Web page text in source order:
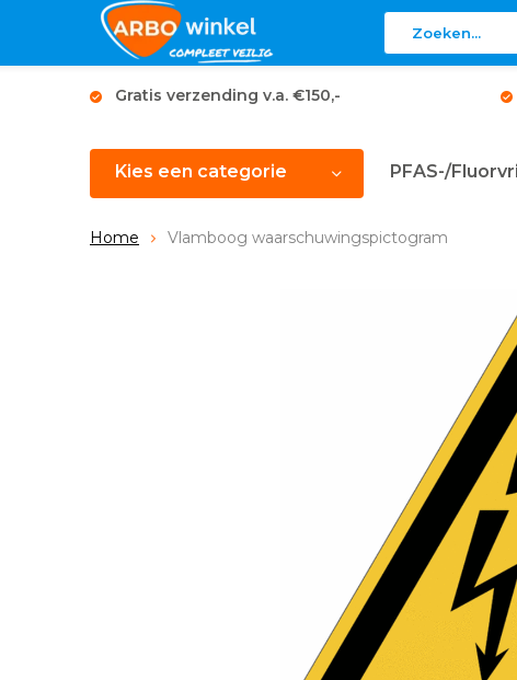
Gratis verzending v.a. €150,-
Kies een categorie PFAS-/
Home Vlamboog waarschuwingspictogram